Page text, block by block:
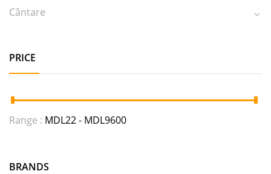
Cântare
PRICE
Range : MDL22 - MDL9600
BRANDS